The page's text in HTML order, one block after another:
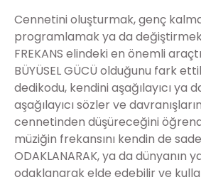
Cennetini oluşturmak, genç
programlamak ya da
FREKANS elindeki en önemli
BÜYÜSEL GÜCÜ olduğunu fark
dedikodu, kendini aşağılayıcı ya
aşağılayıcı sözler ve
cennetinden düşüreceğini
müziğin frekansını kendin de
ODAKLANARAK, ya da dünyanın
odaklanarak elde edebilir ve